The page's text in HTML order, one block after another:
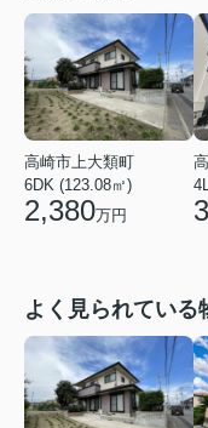
高崎市上大類町
6DK (123.08㎡)
2,380万円
よく見られている